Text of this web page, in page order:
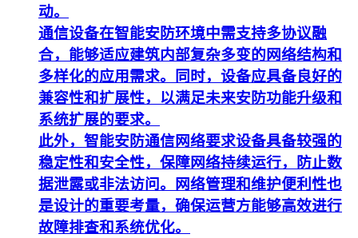
动。
通信设备在智能安防环境中需支持多协议融
合，能够适应建筑内部复杂多变的网络结构和
多样化的应用需求。同时，设备应具备良好的
兼容性和扩展性，以满足未来安防功能升级和
系统扩展的要求。
此外，智能安防通信网络要求设备具备较强的
稳定性和安全性，保障网络持续运行，防止数
据泄露或非法访问。网络管理和维护便利性也
是设计的重要考量，确保运营方能够高效进行
故障排查和系统优化。